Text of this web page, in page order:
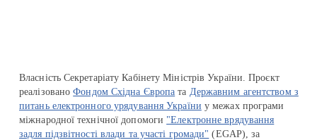
Власність Секретаріату Кабінету Міністрів України. Проєкт
реалізованоФондом Східна Європа та Державним агентством з
питань електронного урядування України у межах програми
міжнародної технічної допомоги "Електронне врядування
задля підзвітності влади та участі громади" (EGAP), за